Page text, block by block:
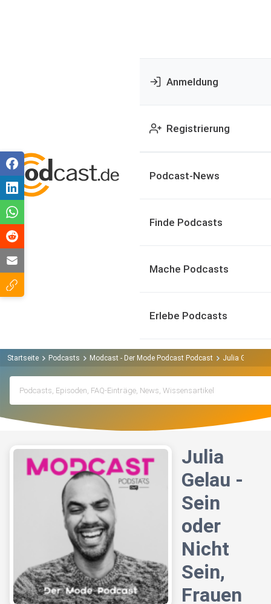
Anmeldung
Registrierung
Podcast-News
Finde Podcasts
Mache Podcasts
Erlebe Podcasts
Startseite Podcasts Modcast - Der Mode Podcast Podcast Julia Gelau -
Julia
Gelau -
Sein
oder
Nicht
Sein,
Frauen